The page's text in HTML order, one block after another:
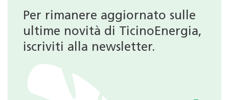
Per rimanere aggiornato sulle
ultime novità di TicinoEnergia,
iscriviti alla newsletter.